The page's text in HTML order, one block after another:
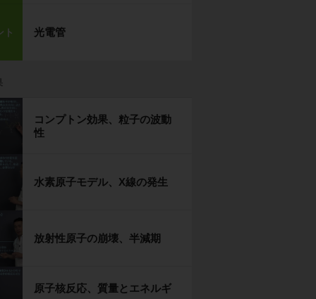
ト 光電管
コンプトン効果、粒子の波動
性
水素原子モデル、X線の発生
放射性原子の崩壊、半減期
原子核反応、質量とエネルギ